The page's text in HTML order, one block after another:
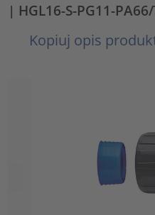
| HGL16-S-PG11-
Kopiuj opis